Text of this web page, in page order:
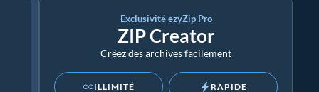
Exclusivité ezyZip Pro
ZIP Creator
Créez des archives facilement
ILLIMITÉ RAPIDE